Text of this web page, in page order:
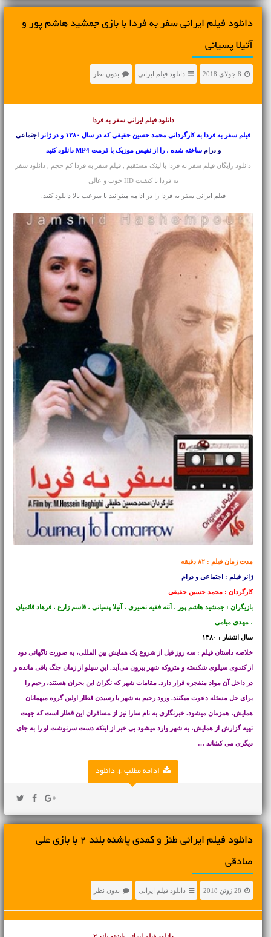
دانلود فیلم ایرانی سفر به فردا با بازی جمشید هاشم پور و
آتیلا پسیانی
8 جولای 2018 دانلود فیلم ایرانی بدون نظر
دانلود فیلم ایرانیسفر به فردا
فیلم سفر به فردا به کارگردانی محمد حسین حقیقی که در سال ۱۳۸۰ و در ژانر اجتماعی
و درام ساخته شده ، را از نفیس موزیک با فرمت MP4 دانلود کنید
دانلود رایگان فیلم سفر به فردا با لینک مستقیم , فیلم سفر به فردا کم حجم , دانلود سفر
به فردا با کیفیت HD خوب و عالی
فیلم ایرانی سفر به فردا را در ادامه میتوانید با سرعت بالا دانلود کنید.
مدت زمان فیلم : ۸۲ دقیقه
ژانر فیلم : اجتماعی و درام
کارگردان : محمد حسین حقیقی
بازیگران : جمشید هاشم پور ، آتنه فقیه نصیری ، آتیلا پسیانی ، قاسم زارع ، فرهاد قائمیان
، مهدی میامی
سال انتشار : ۱۳۸۰
خلاصه داستان فیلم : سه روز قبل از شروع یک همایش بین المللی، به صورت ناگهانی دود
از کندوی سیلوی شکسته و متروکه شهر بیرون می‌آید. این سیلو از زمان جنگ باقی مانده و
در داخل آن مواد منفجره قرار دارد. مقامات شهر که نگران این بحران هستند، رحیم را
برای حل مسئله دعوت میکنند. ورود رحیم به شهر با رسیدن قطار اولین گروه میهمانان
همایش، همزمان میشود. خبرنگاری به نام سارا نیز از مسافران این قطار است که جهت
تهیه گزارش از همایش، به شهر وارد میشود بی خبر از اینکه دست سرنوشت او را به جای
دیگری می کشاند …
ادامه مطلب + دانلود
دانلود فیلم ایرانی طنز و کمدی پاشنه بلند ۲ با بازی علی
صادقی
28 ژوئن 2018 دانلود فیلم ایرانی بدون نظر